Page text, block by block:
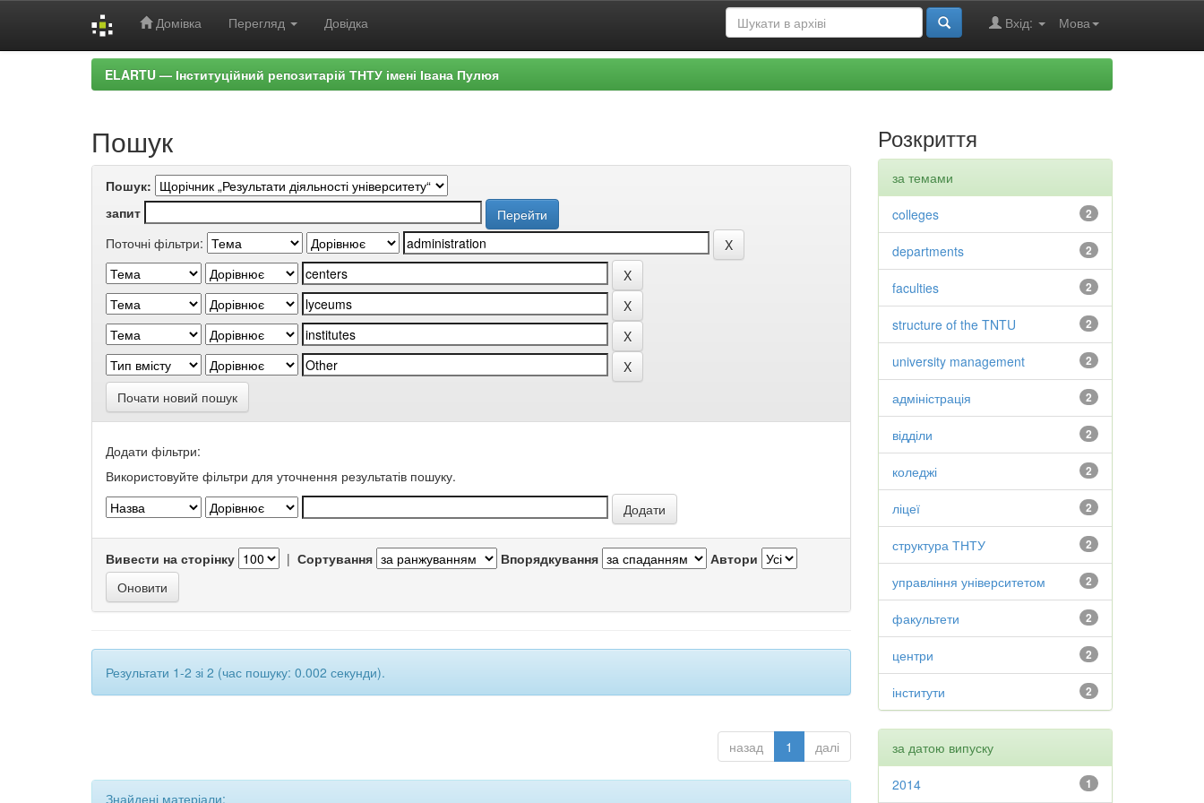
Домівка Перегляд Довідка Мова
Вхід:
ELARTU — Інституційний репозитарій ТНТУ імені Івана Пулюя
Пошук
Пошук:
запит
Поточні фільтри:
Почати новий пошук
Додати фільтри:
Використовуйте фільтри для уточнення результатів пошуку.
Вивести на сторінку | Сортування Впорядкування Автори
Результати 1-2 зі 2 (час пошуку: 0.002 секунди).
назад 1 далі
Знайдені матеріали:
Розкриття
за темами
2
colleges
2
departments
2
faculties
2
structure of the TNTU
2
university management
2
адміністрація
2
відділи
2
коледжі
2
ліцеї
2
структура ТНТУ
2
управління університетом
2
факультети
2
центри
2
інститути
за датою випуску
1
2014